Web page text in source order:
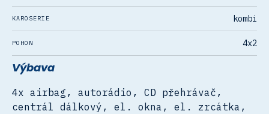
KAROSERIE kombi
POHON 4x2
Výbava
4x airbag, autorádio, CD přehrávač,
centrál dálkový, el. okna, el. zrcátka,